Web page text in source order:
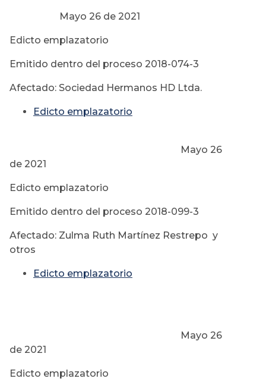
Mayo 26 de 2021
Edicto emplazatorio
Emitido dentro del proceso 2018-074-3
Afectado: Sociedad Hermanos HD Ltda.
Edicto emplazatorio
Mayo 26
de 2021
Edicto emplazatorio
Emitido dentro del proceso 2018-099-3
Afectado: Zulma Ruth Martínez Restrepo y
otros
Edicto emplazatorio
Mayo 26
de 2021
Edicto emplazatorio